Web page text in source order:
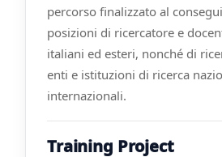
percorso finalizzato al
posizioni di ricercatore e
italiani ed esteri, nonché di
enti e istituzioni di ricerca
internazionali.
Training Project